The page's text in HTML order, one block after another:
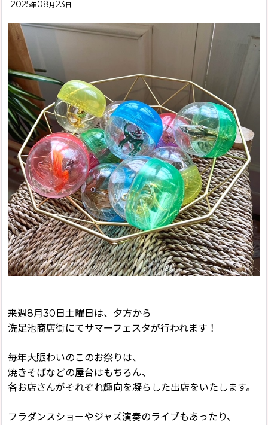
2025年08月23日
来週8月30日土曜日は、夕方から
洗足池商店街にてサマーフェスタが行われます！
毎年大賑わいのこのお祭りは、
焼きそばなどの屋台はもちろん、
各お店さんがそれぞれ趣向を凝らした出店をいたします。
フラダンスショーやジャズ演奏のライブもあったり、
モロッコ旅行記Season1(2013)
「モロッコラグのお話」
「バブーシュのお話」
「モロッコ雑貨のお話」
「お店のこと」
お客様からのメール
イベント情報
「その他」
2019年
2018年
2017年
2016年
2015年
2013年